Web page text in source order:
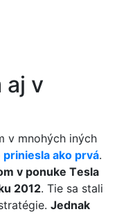
aj v
v mnohých iných
ako prvá.
v ponuke Tesla
2012. Tie sa stali
Jednak